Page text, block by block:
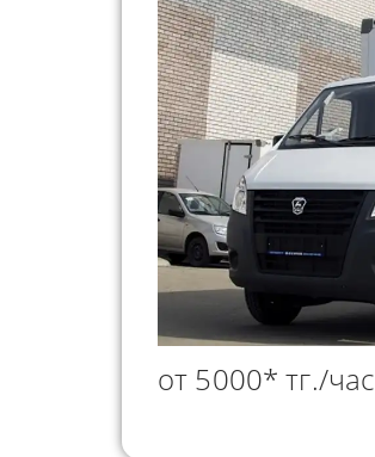
от 5000* тг./час